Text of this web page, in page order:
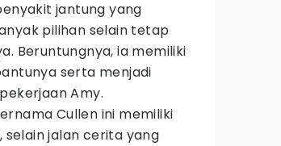
jantung yang
pilihan selain tetap
Beruntungnya, ia memiliki
serta menjadi
Amy.
Cullen ini memiliki
selain jalan cerita yang